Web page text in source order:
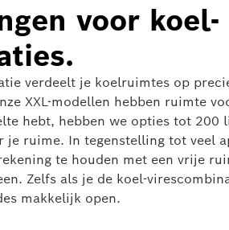
voor koel-
verdeelt je koelruimtes op
XXL-modellen hebben ruimte
je ruime. In tegenstelling tot veel
te houden met een vrije
Zelfs als je de koel-
makkelijk open.